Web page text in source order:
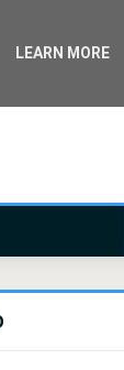
LEARN MORE